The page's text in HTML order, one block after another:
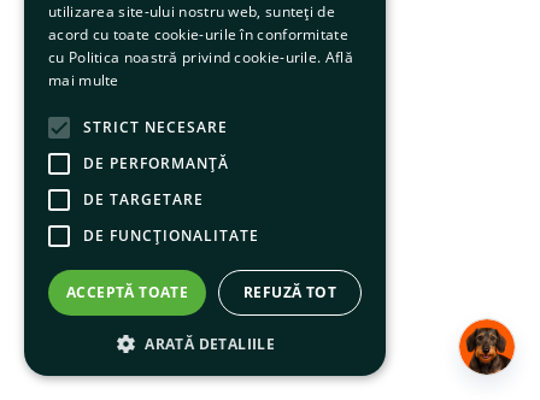
utilizarea site-ului nostru web, sunteți de
acord cu toate cookie-urile în conformitate
cu Politica noastră privind cookie-urile. Află
mai multe
STRICT NECESARE
DE PERFORMANȚĂ
DE TARGETARE
DE FUNCŢIONALITATE
ACCEPTĂ TOATE REFUZĂ TOT
ARATĂ DETALIILE